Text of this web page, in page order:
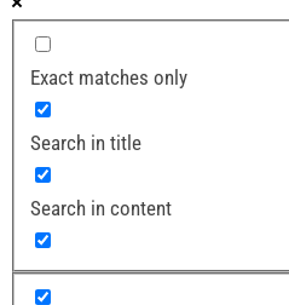
Exact matches only
Search in title
Search in content